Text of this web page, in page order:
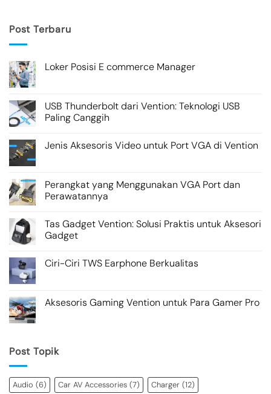
Post Terbaru
Loker Posisi E commerce Manager
USB Thunderbolt dari Vention: Teknologi USB
Paling Canggih
Jenis Aksesoris Video untuk Port VGA di Vention
Perangkat yang Menggunakan VGA Port dan
Perawatannya
Tas Gadget Vention: Solusi Praktis untuk Aksesori
Gadget
Ciri-Ciri TWS Earphone Berkualitas
Aksesoris Gaming Vention untuk Para Gamer Pro
Post Topik
Audio (6) Car AV Accessories (7) Charger (12)